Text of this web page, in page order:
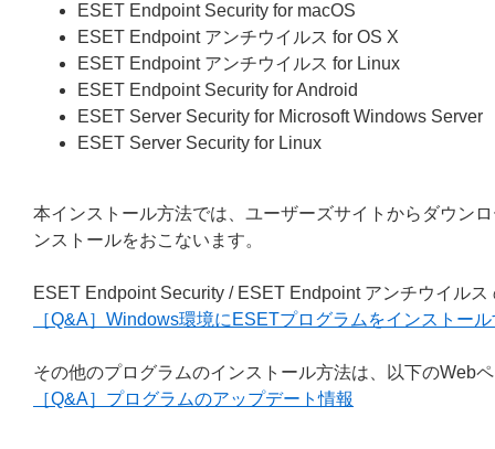
ESET Endpoint Security for macOS
ESET Endpoint アンチウイルス for OS X
ESET Endpoint アンチウイルス for Linux
ESET Endpoint Security for Android
ESET Server Security for Microsoft Windows Server
ESET Server Security for Linux
本インストール方法では、ユーザーズサイトからダウン
ンストールをおこないます。
ESET Endpoint Security / ESET Endpoint アンチウイル
［Q&A］Windows環境にESETプログラムをインストー
その他のプログラムのインストール方法は、以下のWeb
［Q&A］プログラムのアップデート情報